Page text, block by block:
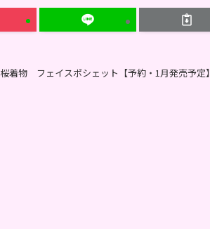
桜着物 フェイスポシェット【予約・1月発売予定】